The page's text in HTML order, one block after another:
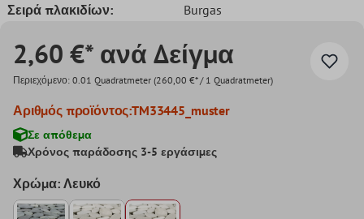
Σειρά πλακιδίων:
Burgas
2,60 €* ανά Δείγμα
Περιεχόμενο: 0.01 Quadratmeter (260,00 €* / 1 Quadratmeter)
Αριθμός προϊόντος:TM33445_muster
Σε απόθεμα
Χρόνος παράδοσης 3-5 εργάσιμες
Χρώμα: Λευκό